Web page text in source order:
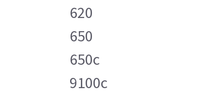
620
650
650c
9100c